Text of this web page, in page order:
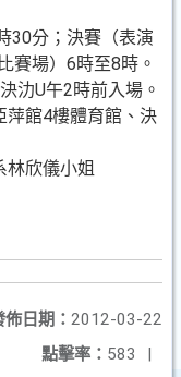
30分；決賽（表演
賽場）6時至8時。
氻U午2時前入場。
萍館4樓體育館、決
林欣儀小姐
佈日期： 2012-03-22
點擊率： 583 |